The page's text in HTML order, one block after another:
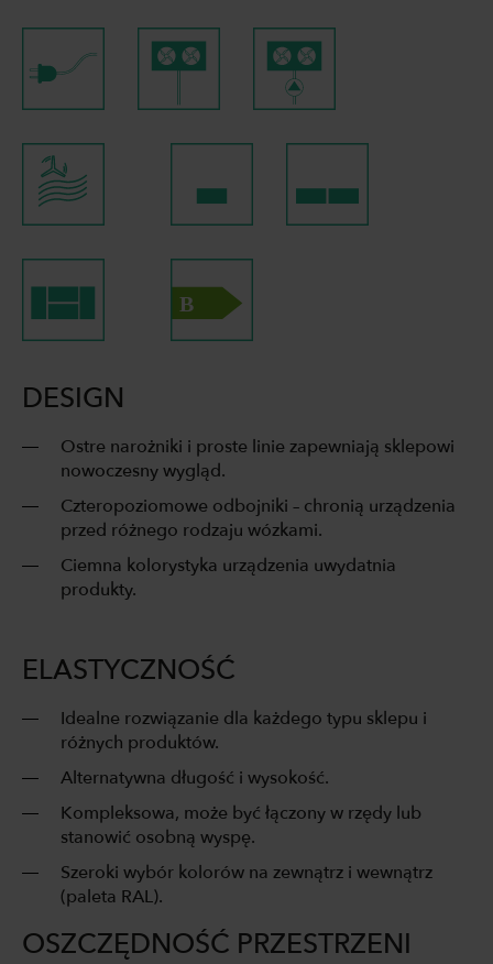
DESIGN
Ostre narożniki i proste linie zapewniają sklepowi
nowoczesny wygląd.
Czteropoziomowe odbojniki – chronią urządzenia
przed różnego rodzaju wózkami.
Ciemna kolorystyka urządzenia uwydatnia
produkty.
ELASTYCZNOŚĆ
Idealne rozwiązanie dla każdego typu sklepu i
różnych produktów.
Alternatywna długość i wysokość.
Kompleksowa, może być łączony w rzędy lub
stanowić osobną wyspę.
Szeroki wybór kolorów na zewnątrz i wewnątrz
(paleta RAL).
OSZCZĘDNOŚĆ PRZESTRZENI